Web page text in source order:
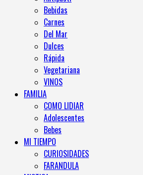
Bebidas
Carnes
Del Mar
Dulces
Rápida
Vegetariana
VINOS
FAMILIA
COMO LIDIAR
Adolescentes
Bebes
MI TIEMPO
CURIOSIDADES
FARANDULA